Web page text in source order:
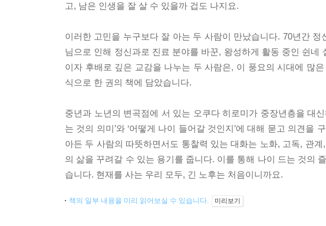
고, 남은 인생을 잘 살 수 있을까 겁도 나지요.
이러한 고민을 누구보다 잘 아는 두 사람이 만났습니다. 70년간
님으로 인해 정신과로 진료 분야를 바꾼, 왕성하게 활동 중인 쉰
이자 후배로 깊은 교감을 나누는 두 사람은, 이 풍요의 시대에 많
식으로 한 권의 책에 담았습니다.
중년과 노년의 변곡점에 서 있는 오쿠다 히로미가 중장년층을 대
는 것의 의미’와 ‘어떻게 나이 들어갈 것인지’에 대해 묻고 의견
아든 두 사람의 따뜻하면서도 통찰력 있는 대화는 노화, 고독, 관
의 삶을 꾸려갈 수 있는 용기를 줍니다. 이를 통해 나이 드는 것의
습니다. 현재를 사는 우리 모두, 긴 노후는 처음이니까요.
책의 일부 내용을 미리 읽어보실 수 있습니다. 미리보기